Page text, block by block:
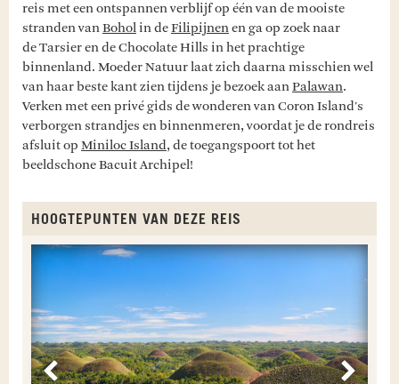
reis met een ontspannen verblijf op één van de mooiste
stranden vanBoholin deFilipijnenen ga op zoek naar
de Tarsier en de Chocolate Hills in het prachtige
binnenland. Moeder Natuur laat zich daarna misschien wel
van haar beste kant zien tijdens je bezoek aanPalawan.
Verken met een privé gids de wonderen van Coron Island's
verborgen strandjes en binnenmeren, voordat je de rondreis
afsluit op Miniloc Island, de toegangspoort tot het
beeldschone Bacuit Archipel!
HOOGTEPUNTEN VAN DEZE REIS
Vorige